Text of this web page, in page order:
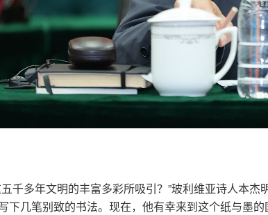
千多年文明的丰富多彩所吸引？”玻利维亚诗人本
下几笔别致的书法。现在，他有幸来到这个纸与墨